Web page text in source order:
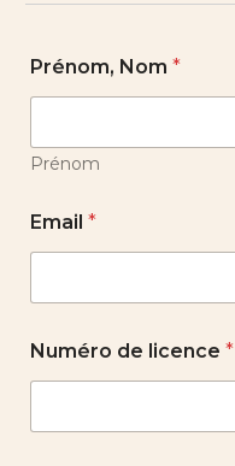
Prénom, Nom*
Prénom
Email*
Numéro de licence*